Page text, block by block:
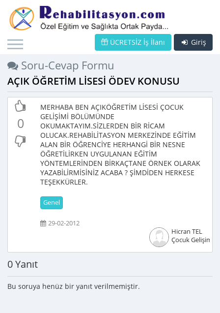
Giriş
ÜCRETSİZ İş İlanı
Soru-Cevap Formu
AÇIK ÖĞRETİM LİSESİ ÖDEV KONUSU
0
MERHABA BEN AÇIKÖĞRETİM LİSESİ ÇOCUK
GELİŞİMİ BÖLÜMÜNDE
OKUMAKTAYIM.SİZLERDEN BİR RİCAM
OLUCAK.REHABİLİTASYON MERKEZİNDE EĞİTİM
ALAN BİR ÖĞRENCİYE HERHANGİ BİR NESNE
ÖĞRETİLİRKEN UYGULANAN EĞİTİM
YÖNTEMLERİNDEN BİRKAÇTANE ÖRNEK OLARAK
YAZABİLİRMİSİNİZ ACABA ? ŞİMDİDEN HERKESE
TEŞEKKÜRLER.
Genel
29-02-2012
Hicran TEL
Çocuk
0 Yanıt
Bu soruya henüz bir yanıt verilmemiştir.